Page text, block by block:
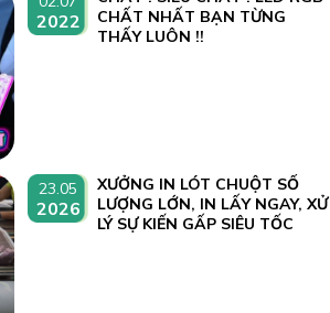
2022
CHẤT NHẤT BẠN TỪNG
THẤY LUÔN !!
23.05
2026
XƯỞNG IN LÓT CHUỘT SỐ
LƯỢNG LỚN, IN LẤY NGAY, XỬ
LÝ SỰ KIẾN GẤP SIÊU TỐC